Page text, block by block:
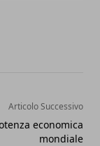
Articolo Successivo
economica
mondiale